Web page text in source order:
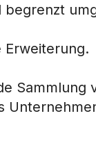
begrenzt
Erweiterung.
Sammlung